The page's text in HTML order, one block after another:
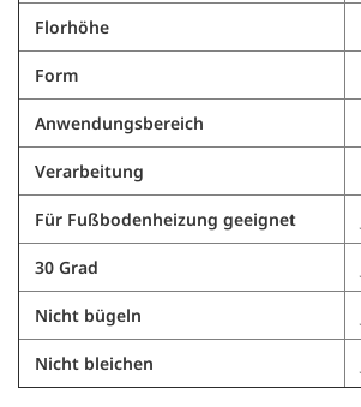
Florhöhe
Form
Anwendungsbereich
Verarbeitung
Für Fußbodenheizung geeignet
30 Grad
Nicht bügeln
Nicht bleichen